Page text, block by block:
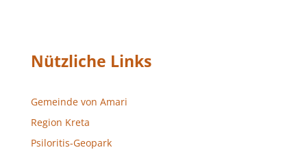
Nützliche Links
Gemeinde von Amari
Region Kreta
Psiloritis-Geopark